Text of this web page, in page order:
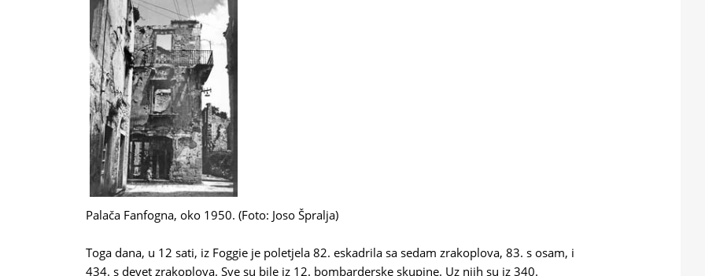
Palača Fanfogna, oko 1950. (Foto: Joso Špralja)
Toga dana, u 12 sati, iz Foggie je poletjela 82. eskadrila sa sedam zrakoplova, 83. s osam, i
434. s devet zrakoplova. Sve su bile iz 12. bombarderske skupine. Uz njih su iz 340.